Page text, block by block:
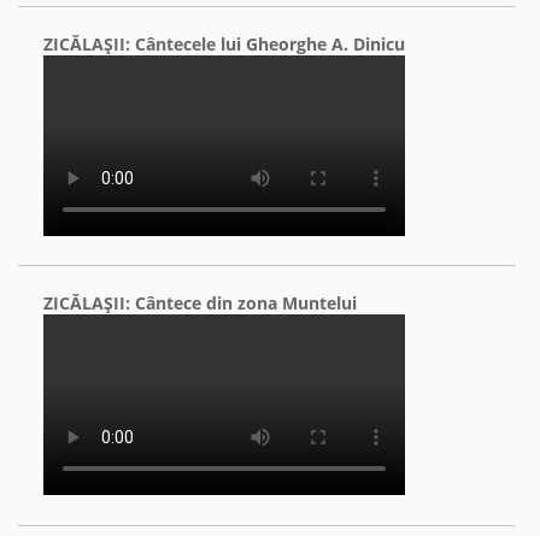
ZICĂLAŞII: Cântecele lui Gheorghe A. Dinicu
ZICĂLAŞII: Cântece din zona Muntelui